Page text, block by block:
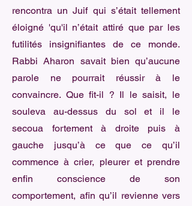
rencontra un Juif qui s’était tellement
éloigné 'qu'il n’était attiré que par les
futilités insignifiantes de ce monde.
Rabbi Aharon savait bien qu’aucune
parole ne pourrait réussir à le
convaincre. Que fit-il ? Il le saisit, le
souleva au-dessus du sol et il le
secoua fortement à droite puis à
gauche jusqu’à ce que ce qu’il
commence à crier, pleurer et prendre
enfin conscience de son
comportement, afin qu’il revienne vers